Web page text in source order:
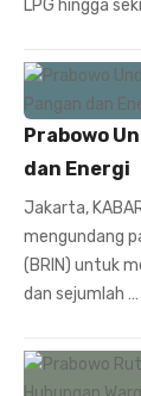
LPG hingga
Prabowo
dan Energi
Jakarta,
mengundang
(BRIN) untuk
dan sejumlah …